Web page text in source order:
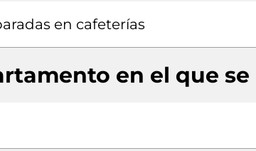
en cafeterías
en el que